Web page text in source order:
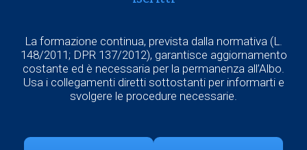
La formazione continua, prevista dalla normativa (L.
148/2011; DPR 137/2012), garantisce aggiornamento
costante ed è necessaria per la permanenza all’Albo.
Usa i collegamenti diretti sottostanti per informarti e
svolgere le procedure necessarie.